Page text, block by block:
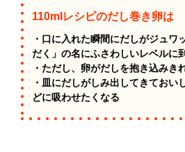
110mlレシピのだし巻き卵は
・口に入れた瞬間にだしがジュワ
だく」の名にふさわしいレベルに
・ただし、卵がだしを抱き込みき
・皿にだしがしみ出してきておい
どに吸わせたくなる